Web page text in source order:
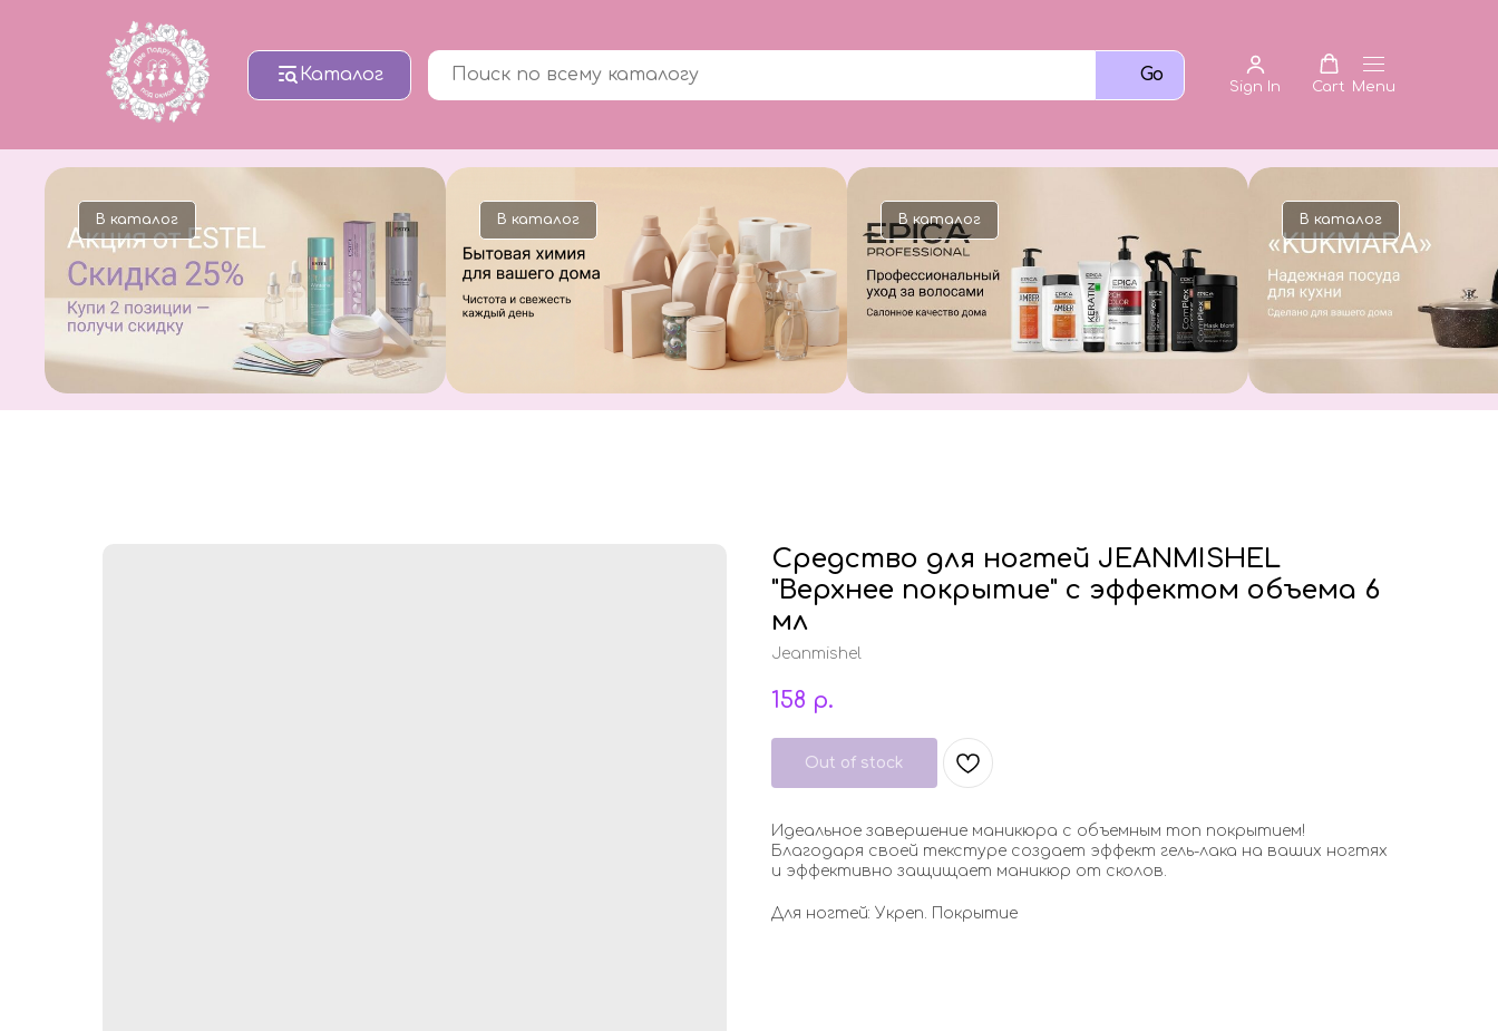
Каталог Go
Sign In Cart Menu
В каталог В каталог
Средство для ногтей JEANMISHEL
"Верхнее покрытие" с эффектом объема 6
мл
Jeanmishel
158 р.
Out of stock
Идеальное завершение маникюра с объемным топ покрытием!
Благодаря своей текстуре создает эффект гель-лака на ваших ногтях
и эффективно защищает маникюр от сколов.
Для ногтей: Укреп. Покрытие